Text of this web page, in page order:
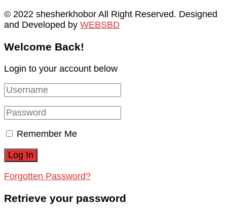
© 2022 shesherkhobor All Right Reserved. Designed
and Developed by WEBSBD
Welcome Back!
Login to your account below
Remember Me
Forgotten Password?
Retrieve your password